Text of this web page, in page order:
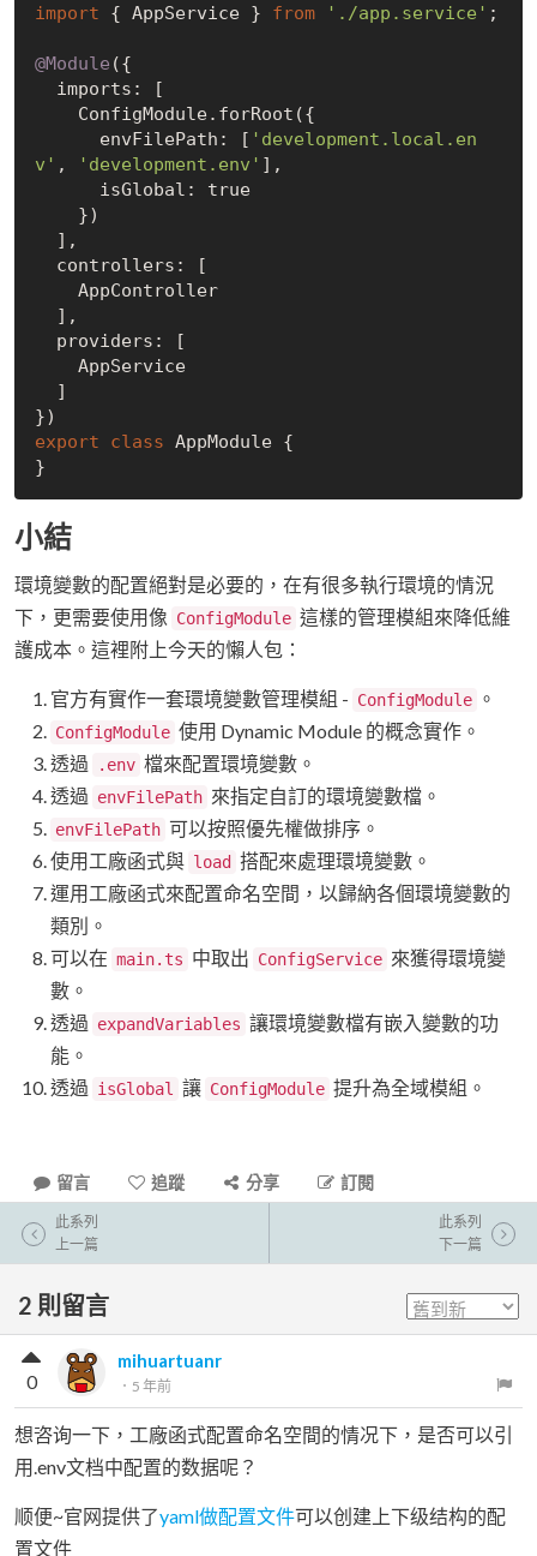
import { AppService } from './app.service' ;
@Module ({
      envFilePath: [
'development.local.en
v' , 'development.env' ],
      isGlobal:
true
export
class AppModule {
小結
環境變數的配置絕對是必要的，在有很多執行環境的情況
下，更需要使用像 ConfigModule 這樣的管理模組來降低維
護成本。這裡附上今天的懶人包：
官方有實作一套環境變數管理模組 - ConfigModule 。
ConfigModule 使用 Dynamic Module 的概念實作。
透過
.env 檔來配置環境變數。
透過 envFilePath 來指定自訂的環境變數檔。
envFilePath 可以按照優先權做排序。
使用工廠函式與 load 搭配來處理環境變數。
運用工廠函式來配置命名空間，以歸納各個環境變數的
類別。
可以在 main.ts 中取出 ConfigService 來獲得環境變
數。
透過 expandVariables 讓環境變數檔有嵌入變數的功
能。
透過 isGlobal 讓 ConfigModule 提升為全域模組。
留言 追蹤 分享 訂閱
此系列
上一篇
此系列
下一篇
2 則留言
mihuartuanr
． 5 年前
0
想咨询一下，工廠函式配置命名空間的情况下，是否可以引
用.env文档中配置的数据呢？
顺便~官网提供了yaml做配置文件可以创建上下级结构的配
置文件